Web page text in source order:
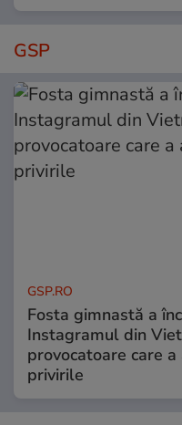
GSP
GSP.RO
Fosta gimnastă a
Instagramul din
provocatoare care
privirile